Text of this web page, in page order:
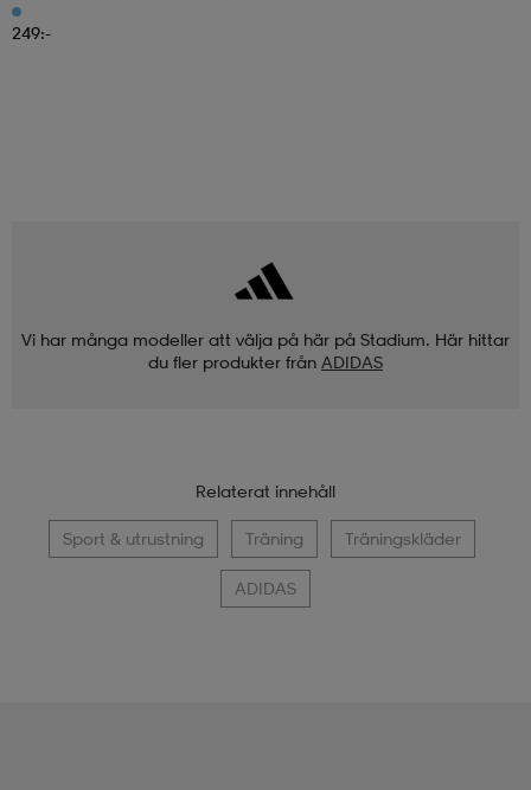
249:-
Vi har många modeller att välja på här på Stadium. Här hittar
du fler produkter från ADIDAS
Relaterat innehåll
Sport & utrustning Träning Träningskläder
ADIDAS